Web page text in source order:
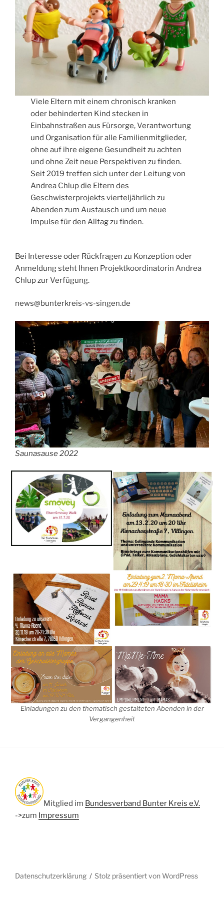
Viele Eltern mit einem chronisch kranken
oder behinderten Kind stecken in
Einbahnstraßen aus Fürsorge, Verantwortung
und Organisation für alle Familienmitglieder,
ohne auf ihre eigene Gesundheit zu achten
und ohne Zeit neue Perspektiven zu finden.
Seit 2019 treffen sich unter der Leitung von
Andrea Chlup die Eltern des
Geschwisterprojekts vierteljährlich zu
Abenden zum Austausch und um neue
Impulse für den Alltag zu finden.
Bei Interesse oder Rückfragen zu Konzeption oder
Anmeldung steht Ihnen Projektkoordinatorin Andrea
Chlup zur Verfügung.
news@bunterkreis-vs-singen.de
Saunasause 2022
Einladungen zu den thematisch gestalteten Abenden in der
Vergangenheit
Mitglied im Bundesverband Bunter Kreis e.V.
->zum Impressum
Datenschutzerklärung Stolz präsentiert von WordPress